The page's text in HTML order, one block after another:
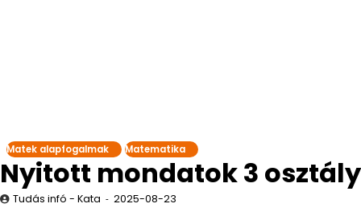
Matek alapfogalmak Matematika
Nyitott mondatok 3 osztály
Tudás infó - Kata 2025-08-23